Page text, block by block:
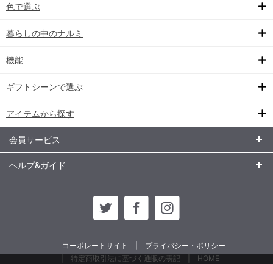
色で選ぶ
暮らしの中のナルミ
機能
ギフトシーンで選ぶ
アイテムから探す
会員サービス
ヘルプ&ガイド
コーポレートサイト
プライバシー・ポリシー
特定商取引法に基づく通販の表記
HOME